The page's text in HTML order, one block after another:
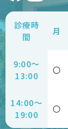
診療時
間
月
9:00〜
13:00
〇
14:00〜
19:00
〇